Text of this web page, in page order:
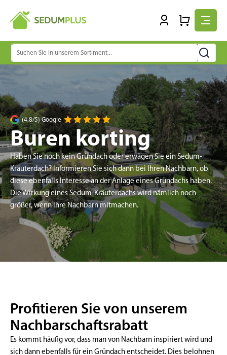
Suchen
nach:
(4,8/5) Google
Buren korting
Haben Sie noch kein Gründach oder erwägen Sie ein Sedum-
Kräuterdach? Informieren Sie sich dann bei Ihren Nachbarn, ob
diese ebenfalls Interesse an der Anlage eines Gründachs haben.
Die Wirkung eines Sedum-Kräuterdachs wird nämlich noch
größer, wenn Ihre Nachbarn mitmachen.
Profitieren Sie von unserem
Nachbarschaftsrabatt
Es kommt häufig vor, dass man von Nachbarn inspiriert wird und
sich dann ebenfalls für ein Gründach entscheidet. Dies belohnen